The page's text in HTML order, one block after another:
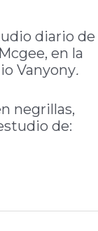
diario de
en la
Vanyony.
negrillas,
de: